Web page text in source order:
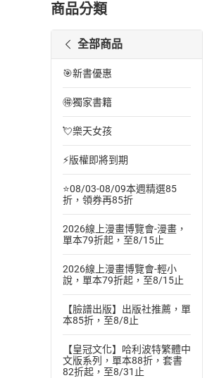
商品分類
全部商品
🎯新書優惠
🉐獨家書籍
💘樂天女孩
⚡版權即將到期
⭐08/03-08/09本週精選85
折，領券再85折
2026線上漫畫博覽會-漫畫，
單本79折起，至8/15止
2026線上漫畫博覽會-輕小
說，單本79折起，至8/15止
【臉譜出版】出版社推薦，單
本85折，至8/8止
【皇冠文化】哈利波特繁體中
文版系列，單本88折，套書
82折起，至8/31止